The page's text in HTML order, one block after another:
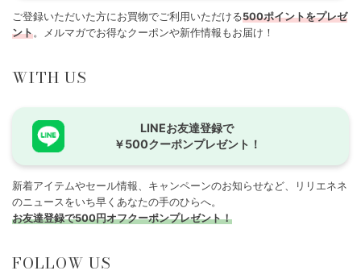
ご登録いただいた方にお買物でご利用いただける500ポイントをプレゼ
ント。メルマガでお得なクーポンや新作情報もお届け！
WITH US
LINEお友達登録で
￥500クーポンプレゼント！
新着アイテムやセール情報、キャンペーンのお知らせなど、リリエネネ
のニュースをいち早くあなたの手のひらへ。
お友達登録で500円オフクーポンプレゼント！
FOLLOW US